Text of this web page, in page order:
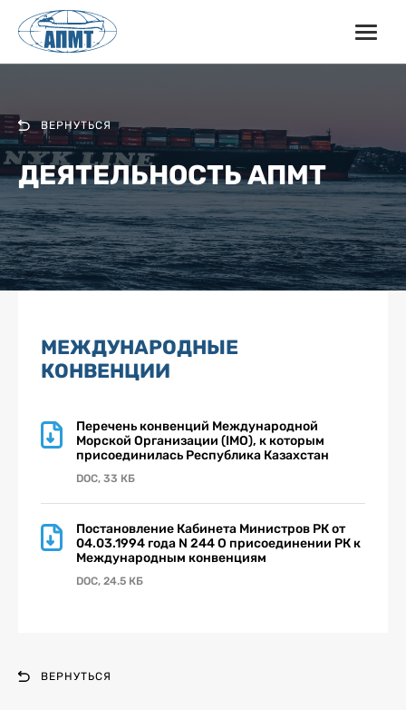
ВЕРНУТЬСЯ
ДЕЯТЕЛЬНОСТЬ АПМТ
МЕЖДУНАРОДНЫЕ
КОНВЕНЦИИ
Перечень конвенций Международной
Морской Организации (IMO), к которым
присоединилась Республика Казахстан
DOC, 33 КБ
Постановление Кабинета Министров РК от
04.03.1994 года N 244 О присоединении РК к
Международным конвенциям
DOC, 24.5 КБ
ВЕРНУТЬСЯ